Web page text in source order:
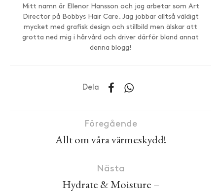
Mitt namn är Ellenor Hansson och jag arbetar som Art
Director på Bobbys Hair Care. Jag jobbar alltså väldigt
mycket med grafisk design och stillbild men älskar att
grotta ned mig i hårvård och driver därför bland annat
denna blogg!
Dela
Föregående
Allt om våra värmeskydd!
Nästa
Hydrate & Moisture –